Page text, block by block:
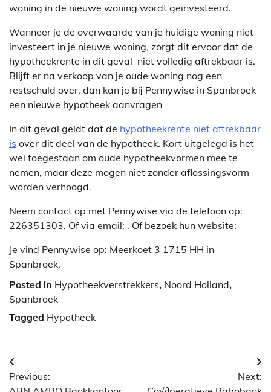
woning in de nieuwe woning wordt geïnvesteerd.
Wanneer je de overwaarde van je huidige woning niet
investeert in je nieuwe woning, zorgt dit ervoor dat de
hypotheekrente in dit geval niet volledig aftrekbaar is.
Blijft er na verkoop van je oude woning nog een
restschuld over, dan kan je bij Pennywise in Spanbroek
een nieuwe hypotheek aanvragen
In dit geval geldt dat de hypotheekrente niet aftrekbaar
is over dit deel van de hypotheek. Kort uitgelegd is het
wel toegestaan om oude hypotheekvormen mee te
nemen, maar deze mogen niet zonder aflossingsvorm
worden verhoogd.
Neem contact op met Pennywise via de telefoon op:
226351303. Of via email: . Of bezoek hun website:
Je vind Pennywise op: Meerkoet 3 1715 HH in
Spanbroek.
Posted in Hypotheekverstrekkers, Noord Holland,
Spanbroek
Tagged Hypotheek
Berichtnavigatie
Previous:
Next: